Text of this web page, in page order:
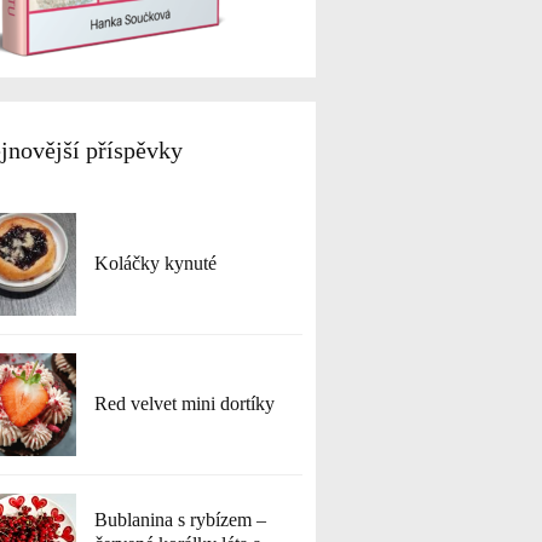
příspěvky
Koláčky kynuté
Red velvet mini dortíky
Bublanina s rybízem –